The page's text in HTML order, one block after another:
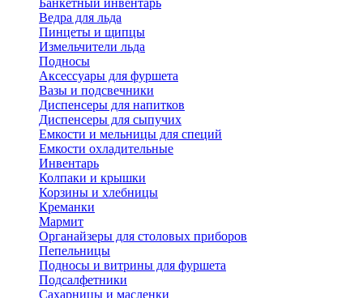
Банкетный инвентарь
Ведра для льда
Пинцеты и щипцы
Измельчители льда
Подносы
Аксессуары для фуршета
Вазы и подсвечники
Диспенсеры для напитков
Диспенсеры для сыпучих
Емкости и мельницы для специй
Емкости охладительные
Инвентарь
Колпаки и крышки
Корзины и хлебницы
Креманки
Мармит
Органайзеры для столовых приборов
Пепельницы
Подносы и витрины для фуршета
Подсалфетники
Сахарницы и масленки